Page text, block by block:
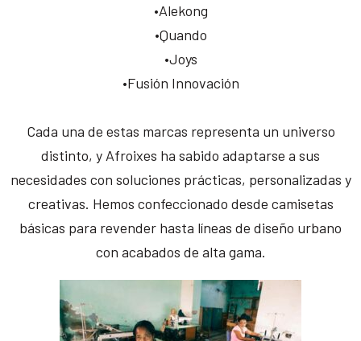
•Alekong
•Quando
•Joys
•Fusión Innovación
Cada una de estas marcas representa un universo
distinto, y Afroixes ha sabido adaptarse a sus
necesidades con soluciones prácticas, personalizadas y
creativas. Hemos confeccionado desde camisetas
básicas para revender hasta líneas de diseño urbano
con acabados de alta gama.